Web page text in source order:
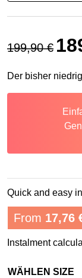
199,90€
Der bisher
Quick and easy
From 17,76
Instalment
WÄHLEN SIZE